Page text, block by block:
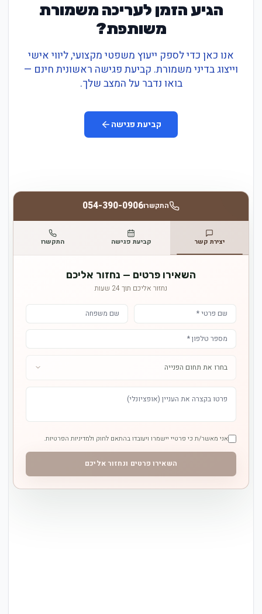
הגיע הזמן לעריכה משמורת
משותפת?
אנו כאן כדי לספק ייעוץ משפטי מקצועי, ליווי אישי
וייצוג בדיני משמורת. קביעת פגישה ראשונית חינם —
בואו נדבר על המצב שלך.
קביעת פגישה
התקשרו054-390-0906
יצירת קשר קביעת פגישה התקשרו
השאירו פרטים — נחזור אליכם
נחזור אליכם תוך 24 שעות
אני מאשר/ת כי פרטיי יישמרו ויעובדו בהתאם לחוק ולמדיניות הפרטיות.
השאירו פרטים ונחזור אליכם